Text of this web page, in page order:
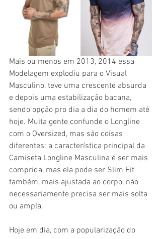
Mais ou menos em 2013, 2014 essa
Modelagem explodiu para o Visual
Masculino, teve uma crescente absurda
e depois uma estabilização bacana,
sendo opção pro dia a dia do homem até
hoje. Muita gente confunde o Longline
com o Oversized, mas são coisas
diferentes: a característica principal da
Camiseta Longline Masculina é ser mais
comprida, mas ela pode ser Slim Fit
também, mais ajustada ao corpo, não
necessariamente precisa ser mais solta
ou ampla.
Hoje em dia, com a popularização do